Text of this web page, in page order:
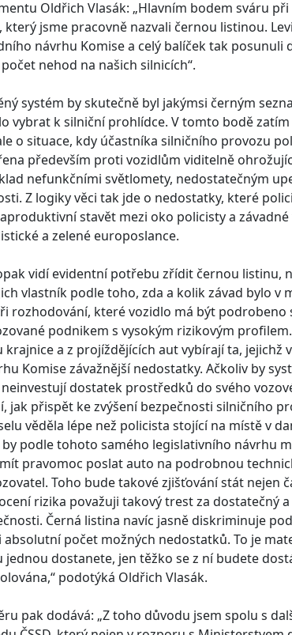
Oldřich Vlasák: „Hlavním bodem sváru
který jsme pracovně nazvali černou listinou.
návrhu Komise a celý balíček tak
nehod na našich silnicích“.
systém by skutečně byl jakýmsi černým
vybrat k silniční prohlídce. V tomto bodě
o situace, kdy účastníka silničního provozu
především proti vozidlům viditelně
nefunkčními světlomety, nedostatečným
Z logiky věci tak jde o nedostatky, které
stavět mezi oko policisty a
a zelené europoslance.
vidí evidentní potřebu zřídit černou listinu,
vlastník podle toho, zda a kolik závad bylo
rozhodování, které vozidlo má být
podnikem s vysokým rizikovým
krajnice a z projíždějících aut vybírají ta, jejichž
Komise závažnější nedostatky. Ačkoliv by
dostatek prostředků do svého
jak přispět ke zvýšení bezpečnosti silničního
věděla lépe než policista stojící na místě v
by podle tohoto samého legislativního návrhu
pravomoc poslat auto na podrobnou
Toho bude takové zjišťování stát nejen
rizika považuji takový trest za dostatečný
Černá listina navíc jasně diskriminuje
absolutní počet možných nedostatků. To je
jednou dostanete, jen těžko se z ní budete
podotýká Oldřich Vlasák.
pak dodává: „Z toho důvodu jsem spolu s